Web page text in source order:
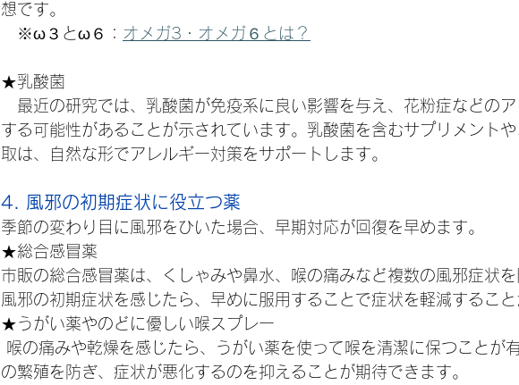
想です。
※ω３とω６： オメガ3・オメガ６とは？
★乳酸菌
最近の研究では、乳酸菌が免疫系に良い影響を与え、花粉症などの
する可能性があることが示されています。乳酸菌を含むサプリメント
取は、自然な形でアレルギー対策をサポートします。
4. 風邪の初期症状に役立つ薬
季節の変わり目に風邪をひいた場合、早期対応が回復を早めます。
★総合感冒薬
市販の総合感冒薬は、くしゃみや鼻水、喉の痛みなど複数の風邪症状
風邪の初期症状を感じたら、早めに服用することで症状を軽減するこ
★うがい薬やのどに優しい喉スプレー
の繁殖を防ぎ、症状が悪化するのを抑えることが期待できます。